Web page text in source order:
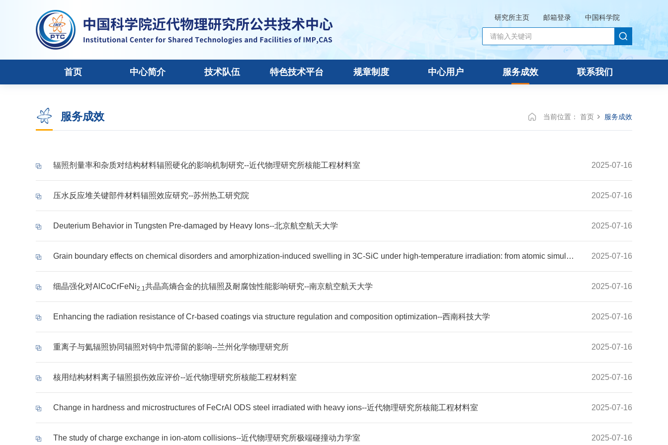
研究所主页 邮箱登录 中国科学院
首页 中心简介 技术队伍 特色技术平台 规章制度 中心用户 服务成效 联系我们
服务成效 当前位置： 首页 服务成效
辐照剂量率和杂质对结构材料辐照硬化的影响机制研究--近代物理研究所核能工程材料室 2025-07-16
压水反应堆关键部件材料辐照效应研究--苏州热工研究院 2025-07-16
Deuterium Behavior in Tungsten Pre-damaged by Heavy Ions--北京航空航天大学 2025-07-16
Grain boundary effects on chemical disorders and amorphization-induced swelling in 3C-SiC under high-temperature irradiation: from atomic simulation insight--西安交通大学 2025-07-16
细晶强化对AlCoCrFeNi2.1共晶高熵合金的抗辐照及耐腐蚀性能影响研究--南京航空航天大学 2025-07-16
Enhancing the radiation resistance of Cr-based coatings via structure regulation and composition optimization--西南科技大学 2025-07-16
重离子与氦辐照协同辐照对钨中氘滞留的影响--兰州化学物理研究所 2025-07-16
核用结构材料离子辐照损伤效应评价--近代物理研究所核能工程材料室 2025-07-16
Change in hardness and microstructures of FeCrAl ODS steel irradiated with heavy ions--近代物理研究所核能工程材料室 2025-07-16
The study of charge exchange in ion-atom collisions--近代物理研究所极端碰撞动力学室 2025-07-16